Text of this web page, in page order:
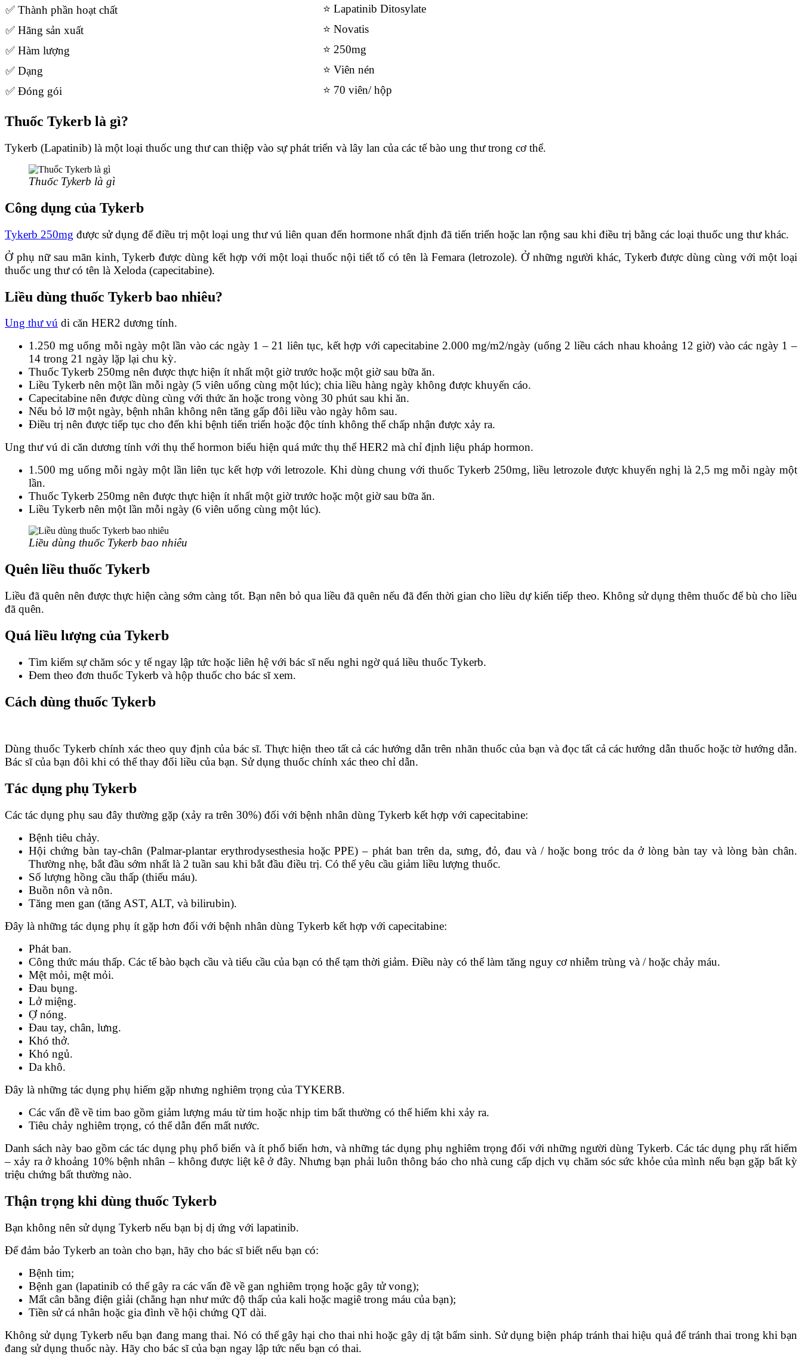
✅ Thành phần hoạt chất
⭐ Lapatinib Ditosylate
✅ Hãng sản xuất
⭐ Novatis
✅ Hàm lượng
⭐ 250mg
✅ Dạng
⭐ Viên nén
✅ Đóng gói
⭐ 70 viên/ hộp
Thuốc Tykerb là gì?
Tykerb (Lapatinib) là một loại thuốc ung thư can thiệp vào sự phát triển và lây lan của các tế bào ung thư trong cơ thể.
Thuốc Tykerb là gì
Công dụng của Tykerb
Tykerb 250mg được sử dụng để điều trị một loại ung thư vú liên quan đến hormone nhất định đã tiến triển hoặc lan rộng sau khi điều trị bằng các loại thuốc ung thư khác.
Ở phụ nữ sau mãn kinh, Tykerb được dùng kết hợp với một loại thuốc nội tiết tố có tên là Femara (letrozole). Ở những người khác, Tykerb được dùng cùng với một loại
thuốc ung thư có tên là Xeloda (capecitabine).
Liều dùng thuốc Tykerb bao nhiêu?
Ung thư vú di căn HER2 dương tính.
1.250 mg uống mỗi ngày một lần vào các ngày 1 – 21 liên tục, kết hợp với capecitabine 2.000 mg/m2/ngày (uống 2 liều cách nhau khoảng 12 giờ) vào các ngày 1 –
14 trong 21 ngày lặp lại chu kỳ.
Thuốc Tykerb 250mg nên được thực hiện ít nhất một giờ trước hoặc một giờ sau bữa ăn.
Liều Tykerb nên một lần mỗi ngày (5 viên uống cùng một lúc); chia liều hàng ngày không được khuyến cáo.
Capecitabine nên được dùng cùng với thức ăn hoặc trong vòng 30 phút sau khi ăn.
Nếu bỏ lỡ một ngày, bệnh nhân không nên tăng gấp đôi liều vào ngày hôm sau.
Điều trị nên được tiếp tục cho đến khi bệnh tiến triển hoặc độc tính không thể chấp nhận được xảy ra.
Ung thư vú di căn dương tính với thụ thể hormon biểu hiện quá mức thụ thể HER2 mà chỉ định liệu pháp hormon.
1.500 mg uống mỗi ngày một lần liên tục kết hợp với letrozole. Khi dùng chung với thuốc Tykerb 250mg, liều letrozole được khuyến nghị là 2,5 mg mỗi ngày một
lần.
Thuốc Tykerb 250mg nên được thực hiện ít nhất một giờ trước hoặc một giờ sau bữa ăn.
Liều Tykerb nên một lần mỗi ngày (6 viên uống cùng một lúc).
Liều dùng thuốc Tykerb bao nhiêu
Quên liều thuốc Tykerb
Liều đã quên nên được thực hiện càng sớm càng tốt. Bạn nên bỏ qua liều đã quên nếu đã đến thời gian cho liều dự kiến ​​tiếp theo. Không sử dụng thêm thuốc để bù cho liều
đã quên.
Quá liều lượng của Tykerb
Tìm kiếm sự chăm sóc y tế ngay lập tức hoặc liên hệ với bác sĩ nếu nghi ngờ quá liều thuốc Tykerb.
Đem theo đơn thuốc Tykerb và hộp thuốc cho bác sĩ xem.
Cách dùng thuốc Tykerb
Dùng thuốc Tykerb chính xác theo quy định của bác sĩ. Thực hiện theo tất cả các hướng dẫn trên nhãn thuốc của bạn và đọc tất cả các hướng dẫn thuốc hoặc tờ hướng dẫn.
Bác sĩ của bạn đôi khi có thể thay đổi liều của bạn. Sử dụng thuốc chính xác theo chỉ dẫn.
Tác dụng phụ Tykerb
Các tác dụng phụ sau đây thường gặp (xảy ra trên 30%) đối với bệnh nhân dùng Tykerb kết hợp với capecitabine:
Bệnh tiêu chảy.
Hội chứng bàn tay-chân (Palmar-plantar erythrodysesthesia hoặc PPE) – phát ban trên da, sưng, đỏ, đau và / hoặc bong tróc da ở lòng bàn tay và lòng bàn chân.
Thường nhẹ, bắt đầu sớm nhất là 2 tuần sau khi bắt đầu điều trị. Có thể yêu cầu giảm liều lượng thuốc.
Số lượng hồng cầu thấp (thiếu máu).
Buồn nôn và nôn.
Tăng men gan (tăng AST, ALT, và bilirubin).
Đây là những tác dụng phụ ít gặp hơn đối với bệnh nhân dùng Tykerb kết hợp với capecitabine:
Phát ban.
Công thức máu thấp. Các tế bào bạch cầu và tiểu cầu của bạn có thể tạm thời giảm. Điều này có thể làm tăng nguy cơ nhiễm trùng và / hoặc chảy máu.
Mệt mỏi, mệt mỏi.
Đau bụng.
Lở miệng.
Ợ nóng.
Đau tay, chân, lưng.
Khó thở.
Khó ngủ.
Da khô.
Đây là những tác dụng phụ hiếm gặp nhưng nghiêm trọng của TYKERB.
Các vấn đề về tim bao gồm giảm lượng máu từ tim hoặc nhịp tim bất thường có thể hiếm khi xảy ra.
Tiêu chảy nghiêm trọng, có thể dẫn đến mất nước.
Danh sách này bao gồm các tác dụng phụ phổ biến và ít phổ biến hơn, và những tác dụng phụ nghiêm trọng đối với những người dùng Tykerb. Các tác dụng phụ rất hiếm
– xảy ra ở khoảng 10% bệnh nhân – không được liệt kê ở đây. Nhưng bạn phải luôn thông báo cho nhà cung cấp dịch vụ chăm sóc sức khỏe của mình nếu bạn gặp bất kỳ
triệu chứng bất thường nào.
Thận trọng khi dùng thuốc Tykerb
Bạn không nên sử dụng Tykerb nếu bạn bị dị ứng với lapatinib.
Để đảm bảo Tykerb an toàn cho bạn, hãy cho bác sĩ biết nếu bạn có:
Bệnh tim;
Bệnh gan (lapatinib có thể gây ra các vấn đề về gan nghiêm trọng hoặc gây tử vong);
Mất cân bằng điện giải (chẳng hạn như mức độ thấp của kali hoặc magiê trong máu của bạn);
Tiền sử cá nhân hoặc gia đình về hội chứng QT dài.
Không sử dụng Tykerb nếu bạn đang mang thai. Nó có thể gây hại cho thai nhi hoặc gây dị tật bẩm sinh. Sử dụng biện pháp tránh thai hiệu quả để tránh thai trong khi bạn
đang sử dụng thuốc này. Hãy cho bác sĩ của bạn ngay lập tức nếu bạn có thai.